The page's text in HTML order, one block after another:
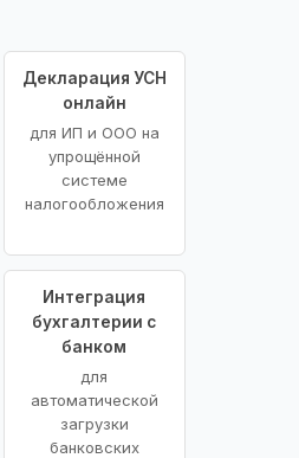
Декларация УСН
онлайн
для ИП и ООО на
упрощённой
системе
налогообложения
Интеграция
бухгалтерии с
банком
для
автоматической
загрузки
банковских